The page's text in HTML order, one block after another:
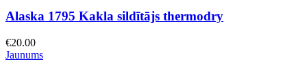
Alaska 1795 Kakla sildītājs thermodry
€20.00
Jaunums